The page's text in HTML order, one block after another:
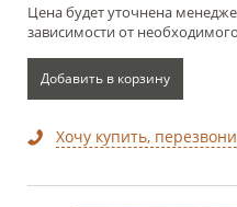
Цена будет уточнена
зависимости от
Добавить в корзину
Хочу купить,